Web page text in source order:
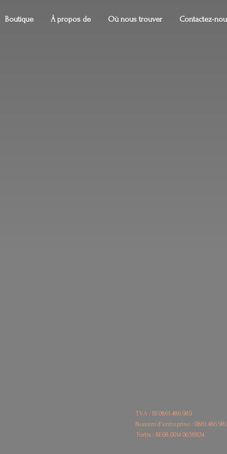
Boutique À propos de Où nous trouver Contactez-
T.V.A : BE0861.486.989
Numéro d'entreprise :
Fortis : BE68 0014 06319134.